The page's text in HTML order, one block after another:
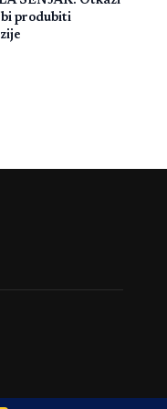
bi produbiti